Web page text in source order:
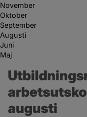
November
Oktober
September
Augusti
Juni
Maj
augusti